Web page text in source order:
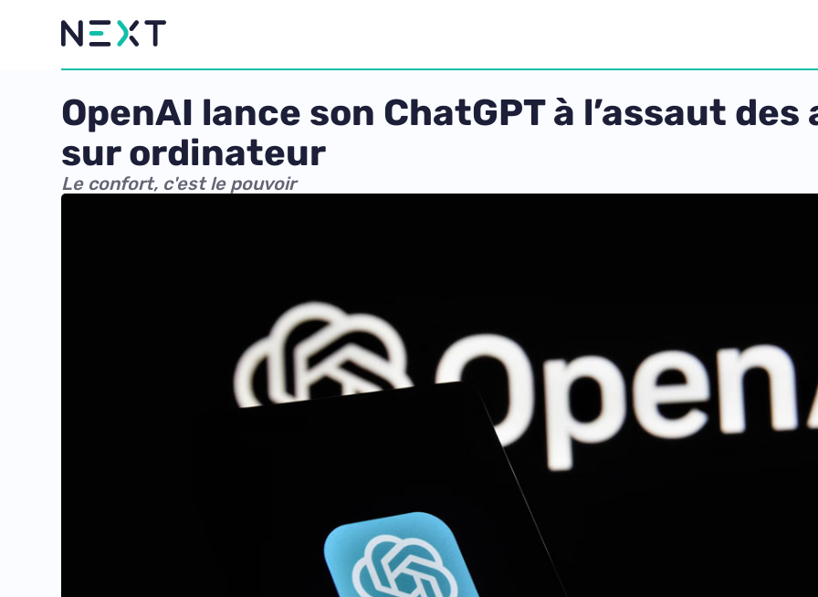
OpenAI lance son ChatGPT à l’assaut
sur ordinateur
Le confort, c'est le pouvoir